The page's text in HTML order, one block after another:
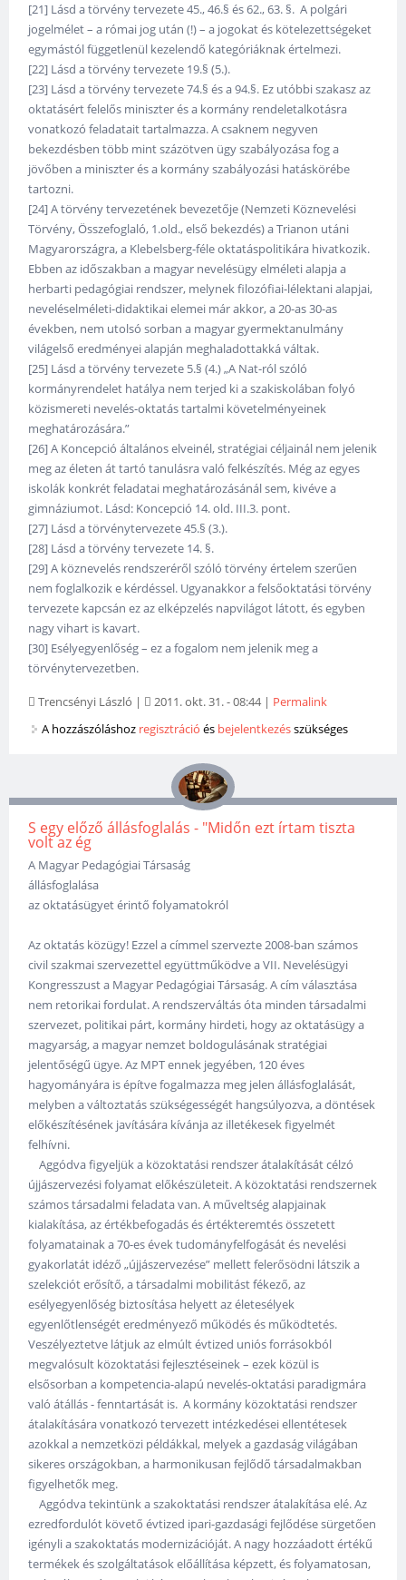
[21] Lásd a törvény tervezete 45., 46.§ és 62., 63. §. A polgári
jogelmélet – a római jog után (!) – a jogokat és kötelezettségeket
egymástól függetlenül kezelendő kategóriáknak értelmezi.
[22] Lásd a törvény tervezete 19.§ (5.).
[23] Lásd a törvény tervezete 74.§ és a 94.§. Ez utóbbi szakasz az
oktatásért felelős miniszter és a kormány rendeletalkotásra
vonatkozó feladatait tartalmazza. A csaknem negyven
bekezdésben több mint százötven ügy szabályozása fog a
jövőben a miniszter és a kormány szabályozási hatáskörébe
tartozni.
[24] A törvény tervezetének bevezetője (Nemzeti Köznevelési
Törvény, Összefoglaló, 1.old., első bekezdés) a Trianon utáni
Magyarországra, a Klebelsberg-féle oktatáspolitikára hivatkozik.
Ebben az időszakban a magyar nevelésügy elméleti alapja a
herbarti pedagógiai rendszer, melynek filozófiai-lélektani alapjai,
neveléselméleti-didaktikai elemei már akkor, a 20-as 30-as
években, nem utolsó sorban a magyar gyermektanulmány
világelső eredményei alapján meghaladottakká váltak.
[25] Lásd a törvény tervezete 5.§ (4.) „A Nat-ról szóló
kormányrendelet hatálya nem terjed ki a szakiskolában folyó
közismereti nevelés-oktatás tartalmi követelményeinek
meghatározására.”
[26] A Koncepció általános elveinél, stratégiai céljainál nem jelenik
meg az életen át tartó tanulásra való felkészítés. Még az egyes
iskolák konkrét feladatai meghatározásánál sem, kivéve a
gimnáziumot. Lásd: Koncepció 14. old. III.3. pont.
[27] Lásd a törvénytervezete 45.§ (3.).
[28] Lásd a törvény tervezete 14. §.
[29] A köznevelés rendszeréről szóló törvény értelem szerűen
nem foglalkozik e kérdéssel. Ugyanakkor a felsőoktatási törvény
tervezete kapcsán ez az elképzelés napvilágot látott, és egyben
nagy vihart is kavart.
[30] Esélyegyenlőség – ez a fogalom nem jelenik meg a
törvénytervezetben.
Trencsényi László | 2011. okt. 31. - 08:44| Permalink
A hozzászóláshoz regisztráció és bejelentkezésszükséges
S egy előző állásfoglalás - "Midőn ezt írtam tiszta
volt az ég
A Magyar Pedagógiai Társaság
állásfoglalása
az oktatásügyet érintő folyamatokról
Az oktatás közügy! Ezzel a címmel szervezte 2008-ban számos
civil szakmai szervezettel együttműködve a VII. Nevelésügyi
Kongresszust a Magyar Pedagógiai Társaság. A cím választása
nem retorikai fordulat. A rendszerváltás óta minden társadalmi
szervezet, politikai párt, kormány hirdeti, hogy az oktatásügy a
magyarság, a magyar nemzet boldogulásának stratégiai
jelentőségű ügye. Az MPT ennek jegyében, 120 éves
hagyományára is építve fogalmazza meg jelen állásfoglalását,
melyben a változtatás szükségességét hangsúlyozva, a döntések
előkészítésének javítására kívánja az illetékesek figyelmét
felhívni.
Aggódva figyeljük a közoktatási rendszer átalakítását célzó
újjászervezési folyamat előkészületeit. A közoktatási rendszernek
számos társadalmi feladata van. A műveltség alapjainak
kialakítása, az értékbefogadás és értékteremtés összetett
folyamatainak a 70-es évek tudományfelfogását és nevelési
gyakorlatát idéző „újjászervezése” mellett felerősödni látszik a
szelekciót erősítő, a társadalmi mobilitást fékező, az
esélyegyenlőség biztosítása helyett az életesélyek
egyenlőtlenségét eredményező működés és működtetés.
Veszélyeztetve látjuk az elmúlt évtized uniós forrásokból
megvalósult közoktatási fejlesztéseinek – ezek közül is
elsősorban a kompetencia-alapú nevelés-oktatási paradigmára
való átállás - fenntartását is. A kormány közoktatási rendszer
átalakítására vonatkozó tervezett intézkedései ellentétesek
azokkal a nemzetközi példákkal, melyek a gazdaság világában
sikeres országokban, a harmonikusan fejlődő társadalmakban
figyelhetők meg.
Aggódva tekintünk a szakoktatási rendszer átalakítása elé. Az
ezredfordulót követő évtized ipari-gazdasági fejlődése sürgetően
igényli a szakoktatás modernizációját. A nagy hozzáadott értékű
termékek és szolgáltatások előállítása képzett, és folyamatosan,